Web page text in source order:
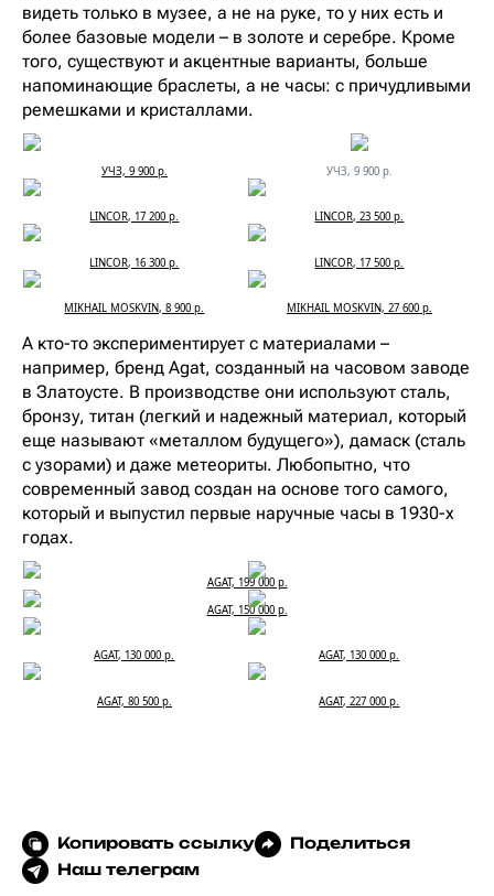
видеть только в музее, а не на руке, то у них есть и
более базовые модели – в золоте и серебре. Кроме
того, существуют и акцентные варианты, больше
напоминающие браслеты, а не часы: с причудливыми
ремешками и кристаллами.
УЧЗ, 9 900 р. УЧЗ, 9 900 р.
LINCOR, 17 200 р. LINCOR, 23 500 р.
LINCOR, 16 300 р. LINCOR, 17 500 р.
MIKHAIL MOSKVIN, 8 900 р. MIKHAIL MOSKVIN, 27 600 р.
А кто-то экспериментирует с материалами –
например, бренд Agat, созданный на часовом заводе
в Златоусте. В производстве они используют сталь,
бронзу, титан (легкий и надежный материал, который
еще называют «металлом будущего»), дамаск (сталь
с узорами) и даже метеориты. Любопытно, что
современный завод создан на основе того самого,
который и выпустил первые наручные часы в 1930-х
годах.
AGAT, 199 000 р.
AGAT, 150 000 р.
AGAT, 130 000 р. AGAT, 130 000 р.
AGAT, 80 500 р. AGAT, 227 000 р.
Копировать ссылку
Поделиться
Наш телеграм